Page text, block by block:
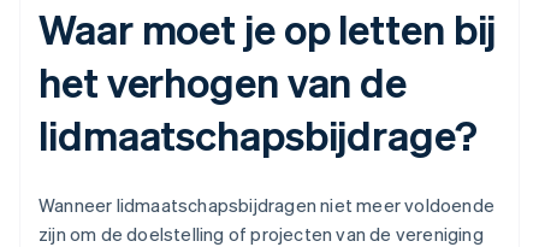
Waar moet je op letten bij
het verhogen van de
lidmaatschapsbijdrage?
Wanneer lidmaatschapsbijdragen niet meer voldoende
zijn om de doelstelling of projecten van de vereniging